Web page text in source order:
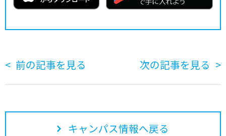
前の記事を見る 次の記事を見る
キャンパス情報へ戻る